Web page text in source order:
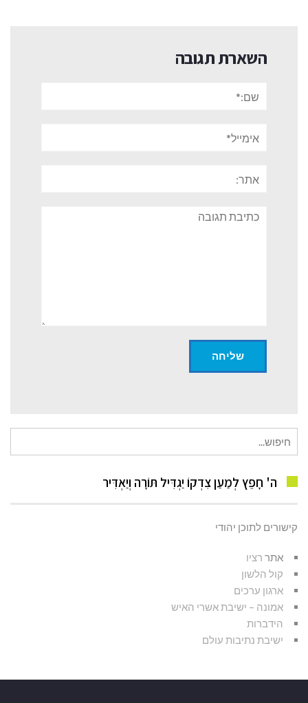
השארת תגובה
תגובה
עבור:
ה' חָפֵץ לְמַעַן צִדְקוֹ יַגְדִּיל תּוֹרָה וְיַאְדִּיר
קישורים לתוכן יהודי
אתר רציו
קול הלשון
ארגון ערכים
אמונה – ישיבת אשרי האיש
הידברות
ישיבת נתיבות עולם